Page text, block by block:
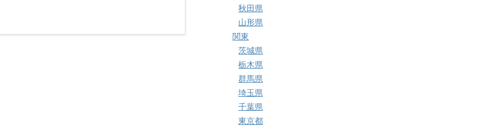
秋田県
山形県
関東
茨城県
栃木県
群馬県
埼玉県
千葉県
東京都